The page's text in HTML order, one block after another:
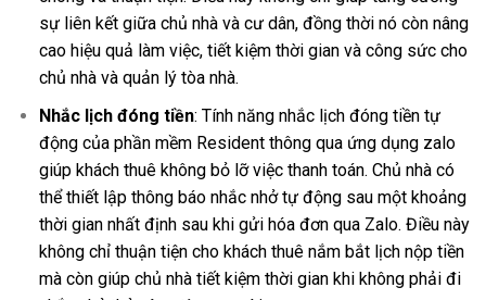
sự liên kết giữa chủ nhà và cư dân, đồng thời nó còn nâng
cao hiệu quả làm việc, tiết kiệm thời gian và công sức cho
chủ nhà và quản lý tòa nhà.
Nhắc lịch đóng tiền: Tính năng nhắc lịch đóng tiền tự
động của phần mềm Resident thông qua ứng dụng zalo
giúp khách thuê không bỏ lỡ việc thanh toán. Chủ nhà có
thể thiết lập thông báo nhắc nhở tự động sau một khoảng
thời gian nhất định sau khi gửi hóa đơn qua Zalo. Điều này
không chỉ thuận tiện cho khách thuê nắm bắt lịch nộp tiền
mà còn giúp chủ nhà tiết kiệm thời gian khi không phải đi